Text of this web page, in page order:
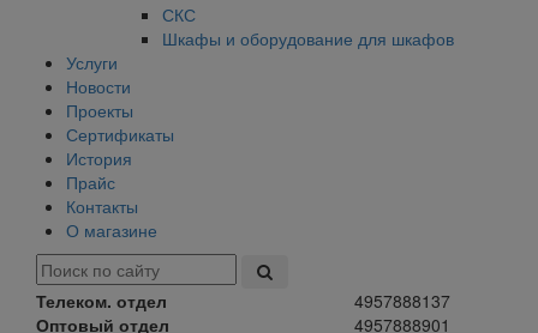
СКС
Шкафы и оборудование для шкафов
Услуги
Новости
Проекты
Сертификаты
История
Прайс
Контакты
О магазине
Телеком. отдел
4957888137
Оптовый отдел
4957888901